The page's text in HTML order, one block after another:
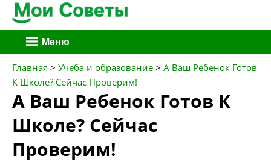
Перейти
к
содержимому
Меню
Главная > Учеба и образование > А Ваш Ребенок Готов
К Школе? Сейчас Проверим!
А Ваш Ребенок Готов К
Школе? Сейчас
Проверим!